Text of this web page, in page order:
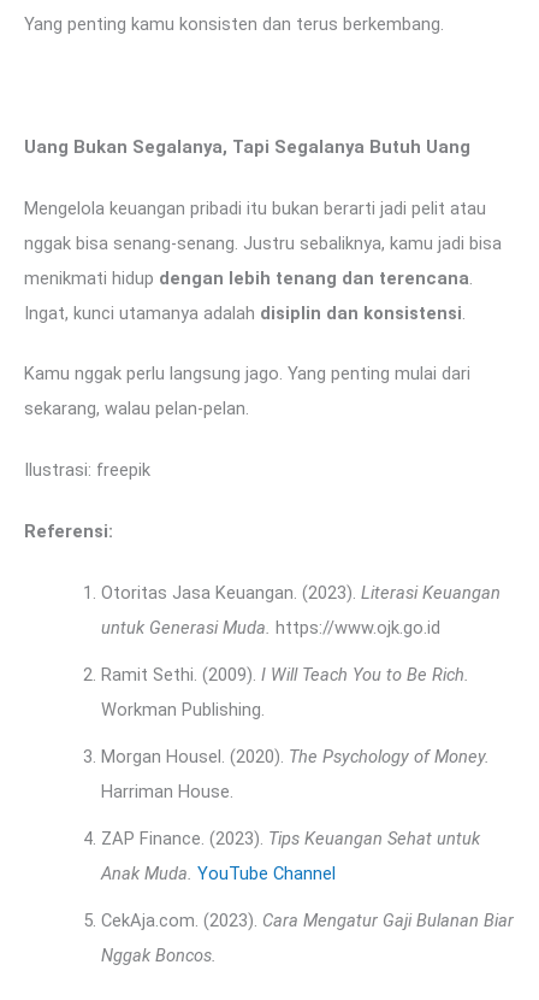
Yang penting kamu konsisten dan terus berkembang.
Uang Bukan Segalanya, Tapi Segalanya Butuh Uang
Mengelola keuangan pribadi itu bukan berarti jadi pelit atau
nggak bisa senang-senang. Justru sebaliknya, kamu jadi bisa
menikmati hidup dengan lebih tenang dan terencana
Ingat, kunci utamanya adalah disiplin dan konsistensi
Kamu nggak perlu langsung jago. Yang penting mulai dari
sekarang, walau pelan-pelan.
Ilustrasi: freepik
Referensi:
Otoritas Jasa Keuangan. (2023). Literasi Keuangan
untuk Generasi Muda. https://www.ojk.go.id
Ramit Sethi. (2009). I Will Teach You to Be Rich.
Workman Publishing.
Morgan Housel. (2020). The Psychology of Money.
Harriman House.
ZAP Finance. (2023). Tips Keuangan Sehat untuk
Anak Muda. YouTube Channel
CekAja.com. (2023). Cara Mengatur Gaji Bulanan Biar
Nggak Boncos.